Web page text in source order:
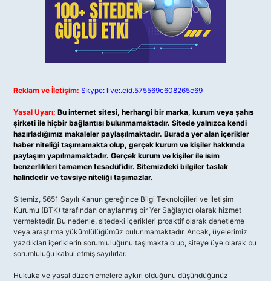
Reklam ve İletişim: Skype: live:.cid.575569c608265c69
Yasal Uyarı: Bu internet sitesi, herhangi bir marka, kurum veya şahıs
şirketi ile hiçbir bağlantısı bulunmamaktadır. Sitede yalnızca kendi
hazırladığımız makaleler paylaşılmaktadır. Burada yer alan içerikler
haber niteliği taşımamakta olup, gerçek kurum ve kişiler hakkında
paylaşım yapılmamaktadır. Gerçek kurum ve kişiler ile isim
benzerlikleri tamamen tesadüfidir. Sitemizdeki bilgiler taslak
halindedir ve tavsiye niteliği taşımazlar.
Sitemiz, 5651 Sayılı Kanun gereğince Bilgi Teknolojileri ve İletişim
Kurumu (BTK) tarafından onaylanmış bir Yer Sağlayıcı olarak hizmet
vermektedir. Bu nedenle, sitedeki içerikleri proaktif olarak denetleme
veya araştırma yükümlülüğümüz bulunmamaktadır. Ancak, üyelerimiz
yazdıkları içeriklerin sorumluluğunu taşımakta olup, siteye üye olarak bu
sorumluluğu kabul etmiş sayılırlar.
Hukuka ve yasal düzenlemelere aykırı olduğunu düşündüğünüz